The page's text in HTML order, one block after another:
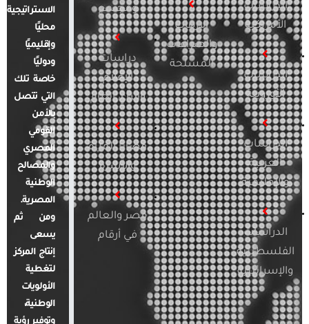
الدراسات
الأمريكية
الدراسات
الأوروبية
الدراسات
العربية
والإقليمية
الدراسات
الفلسطينية
والإسرائيلية
الإرهاب
والصراعات
المسلحة
ومجتمع
دراسات
الإعلام
والرأي العام
قضايا المرأة
والأسرة
مصر والعالم
في أرقام
الاستراتيجية
محليًا
وإقليميًا
ودوليًا
خاصة تلك
التي تتصل
بالأمن
القومي
المصري
والمصالح
الوطنية
المصرية.
ومن ثم
يسعى
إنتاج المركز
لتغطية
الأولويات
الوطنية،
وتوفير رؤية